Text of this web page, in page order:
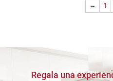
← 1
Regala una